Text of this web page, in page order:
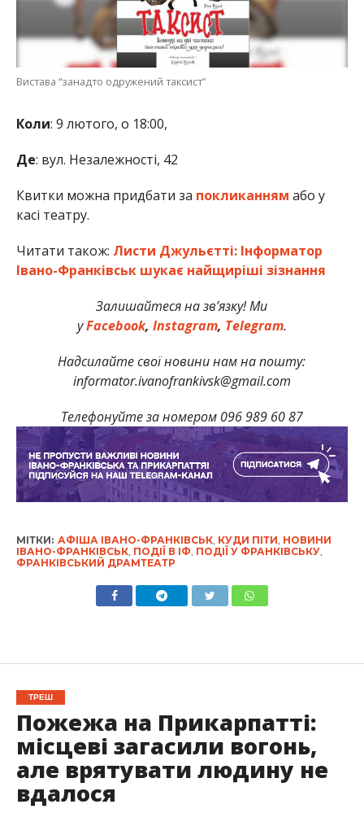
Вистава “занадто одружений таксист”
Коли: 9 лютого, о 18:00,
Де: вул. Незалежності, 42
Квитки можна придбати за покликанням або у
касі театру.
Читати також: Листи Джульєтті: Інформатор
Івано-Франківськ шукає найщиріші зізнання
Залишайтеся на зв’язку! Ми
уFacebook, Instagram, Telegram.
Надсилайте свої новини нам на пошту:
informator.ivanofrankivsk@gmail.com
Телефонуйте за номером 096 989 60 87
МІТКИ: АФІША ІВАНО-ФРАНКІВСЬК, КУДИ ПІТИ, НОВИНИ
ІВАНО-ФРАНКІВСЬК, ПОДІЇ В ІФ, ПОДІЇ У ФРАНКІВСЬКУ,
ФРАНКІВСЬКИЙ ДРАМТЕАТР
ТРЕШ
Пожежа на Прикарпатті:
місцеві загасили вогонь,
але врятувати людину не
вдалося